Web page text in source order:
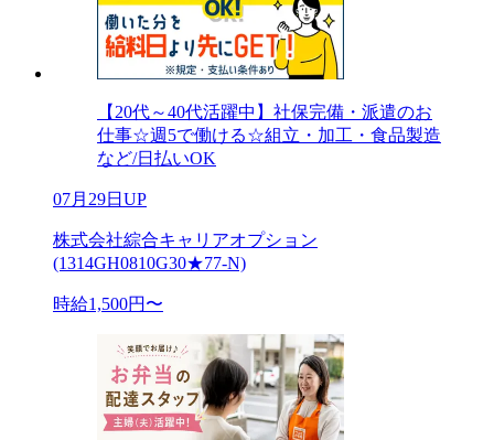
【20代～40代活躍中】社保完備・派遣のお
仕事☆週5で働ける☆組立・加工・食品製造
など/日払いOK
07月29日UP
株式会社綜合キャリアオプション
(1314GH0810G30★77-N)
時給1,500円〜